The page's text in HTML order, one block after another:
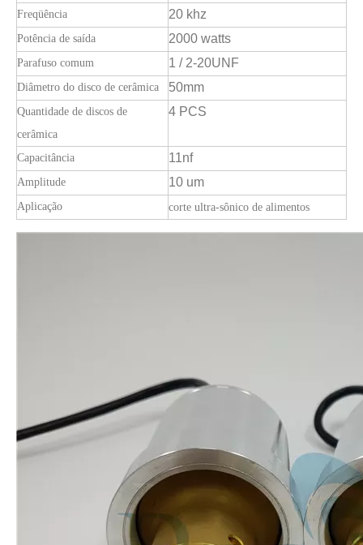
Freqüência 20 khz
Potência de saída 2000 watts
Parafuso comum 1 / 2-20UNF
Diâmetro do disco de cerâmica 50mm
Quantidade de discos de
cerâmica
4 PCS
Capacitância 11nf
Amplitude 10 um
Aplicação corte ultra-sônico de alimentos